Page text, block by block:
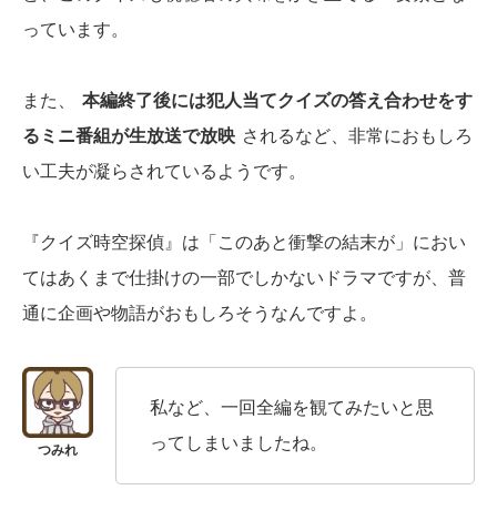
っています。
また、
本編終了後には犯人当てクイズの答え合わせをす
るミニ番組が生放送で放映 されるなど、非常におもしろ
い工夫が凝らされているようです。
『クイズ時空探偵』は「このあと衝撃の結末が」におい
てはあくまで仕掛けの一部でしかないドラマですが、普
通に企画や物語がおもしろそうなんですよ。
私など、一回全編を観てみたいと思
ってしまいましたね。